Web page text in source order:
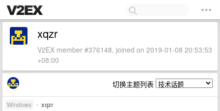
xqzr
V2EX member #376148, joined on 2019-01-08 20:53:53
+08:00
切换主题列表
Windows • xqzr